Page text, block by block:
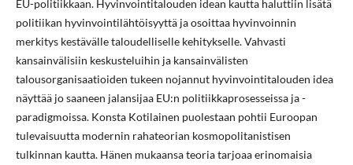
EU-politiikkaan. Hyvinvointitalouden idean kautta haluttiin lisätä
politiikan hyvinvointilähtöisyyttä ja osoittaa hyvinvoinnin
merkitys kestävälle taloudelliselle kehitykselle. Vahvasti
kansainvälisiin keskusteluihin ja kansainvälisten
talousorganisaatioiden tukeen nojannut hyvinvointitalouden idea
näyttää jo saaneen jalansijaa EU:n politiikkaprosesseissa ja -
paradigmoissa. Konsta Kotilainen puolestaan pohtii Euroopan
tulevaisuutta modernin rahateorian kosmopolitanistisen
tulkinnan kautta. Hänen mukaansa teoria tarjoaa erinomaisia